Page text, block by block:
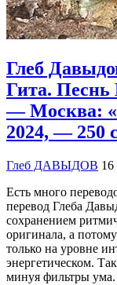
Глеб
Гита. Песнь
— Москва:
2024, — 250
Глеб ДАВЫДОВ 16
Есть много
перевод Глеба
сохранением
оригинала, а
только на уровне
энергетическом.
минуя фильтры ума.